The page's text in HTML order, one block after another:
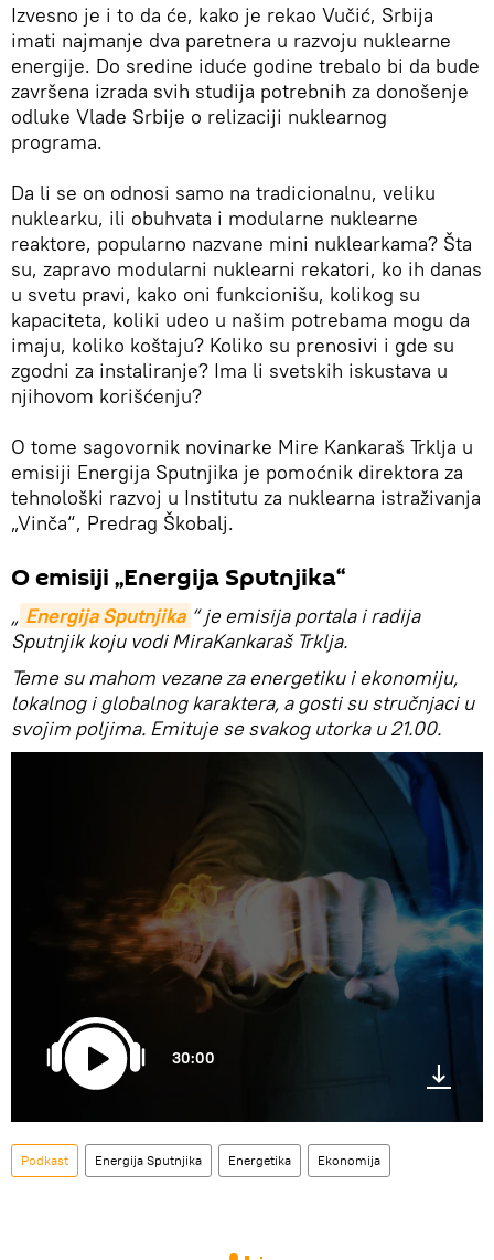
Izvesno je i to da će, kako je rekao Vučić, Srbija
imati najmanje dva paretnera u razvoju nuklearne
energije. Do sredine iduće godine trebalo bi da bude
završena izrada svih studija potrebnih za donošenje
odluke Vlade Srbije o relizaciji nuklearnog
programa.
Da li se on odnosi samo na tradicionalnu, veliku
nuklearku, ili obuhvata i modularne nuklearne
reaktore, popularno nazvane mini nuklearkama? Šta
su, zapravo modularni nuklearni rekatori, ko ih danas
u svetu pravi, kako oni funkcionišu, kolikog su
kapaciteta, koliki udeo u našim potrebama mogu da
imaju, koliko koštaju? Koliko su prenosivi i gde su
zgodni za instaliranje? Ima li svetskih iskustava u
njihovom korišćenju?
O tome sagovornik novinarke Mire Kankaraš Trklja u
emisiji Energija Sputnjika je pomoćnik direktora za
tehnološki razvoj u Institutu za nuklearna istraživanja
„Vinča“, Predrag Škobalj.
O emisiji „Energija Sputnjika“
„ Energija Sputnjika “ je emisija portala i radija
Sputnjik koju vodi MiraKankaraš Trklja.
Teme su mahom vezane za energetiku i ekonomiju,
lokalnog i globalnog karaktera, a gosti su stručnjaci u
svojim poljima. Emituje se svakog utorka u 21.00.
30:00
Podkast Energija Sputnjika Energetika Ekonomija